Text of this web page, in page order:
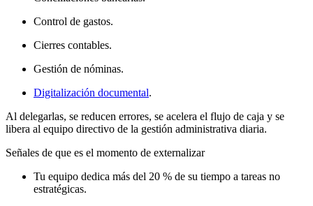
Control de gastos.
Cierres contables.
Gestión de nóminas.
Digitalización documental.
Al delegarlas, se reducen errores, se acelera el flujo de caja y se
libera al equipo directivo de la gestión administrativa diaria.
Señales de que es el momento de externalizar
Tu equipo dedica más del 20 % de su tiempo a tareas no
estratégicas.